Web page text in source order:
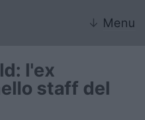
↓ Menu
l'ex
staff del